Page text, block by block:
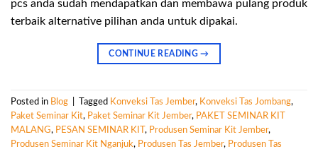
pcs anda sudah mendapatkan dan membawa pulang produk
terbaik alternative pilihan anda untuk dipakai.
CONTINUE READING→
Posted in Blog Tagged Konveksi Tas Jember, Konveksi Tas Jombang,
Paket Seminar Kit, Paket Seminar Kit Jember, PAKET SEMINAR KIT
MALANG, PESAN SEMINAR KIT , Produsen Seminar Kit Jember,
Produsen Seminar Kit Nganjuk, Produsen Tas Jember, Produsen Tas